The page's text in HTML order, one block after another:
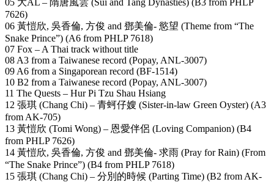
7626)
06 黃愷欣, 吳香倫, 方俊 and 鄧美倫- 慾望 (Theme from “The
Snake Prince”) (A6 from PHLP 7618)
07 Fox – A Thai track without title
08 A3 from a Taiwanese record (Popay, ANL-3007)
09 A6 from a Singaporean record (BF-1514)
10 B2 from a Taiwanese record (Popay, ANL-3007)
11 The Quests – Hur Pi Tzu Shau Hsiang
12 張琪 (Chang Chi) – 青蚵仔嫂 (Sister-in-law Green Oyster) (A3
from AK-705)
13 黃愷欣 (Tomi Wong) – 恩愛伴侶 (Loving Companion) (B4
from PHLP 7626)
14 黃愷欣, 吳香倫, 方俊 and 鄧美倫- 求雨 (Pray for Rain) (From
“The Snake Prince”) (B4 from PHLP 7618)
15 張琪 (Chang Chi) – 分別的時候 (Parting Time) (B2 from AK-